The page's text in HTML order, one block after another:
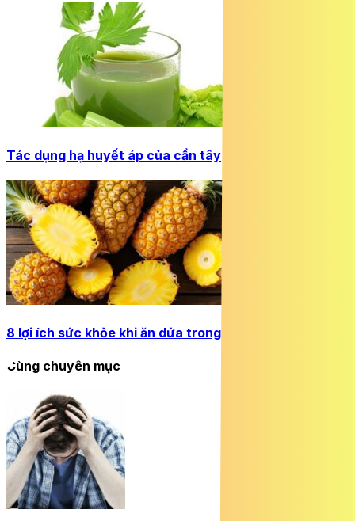
Tác dụng hạ huyết áp của cần tây
8 lợi ích sức khỏe khi ăn dứa trong mùa hè
Cùng chuyên mục